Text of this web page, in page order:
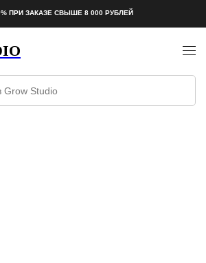
ПРИ ЗАКАЗЕ СВЫШЕ 8 000 РУБЛЕЙ